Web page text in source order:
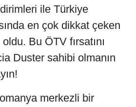
ile Türkiye
en çok dikkat çeken
Bu ÖTV fırsatını
Duster sahibi olmanın
merkezli bir